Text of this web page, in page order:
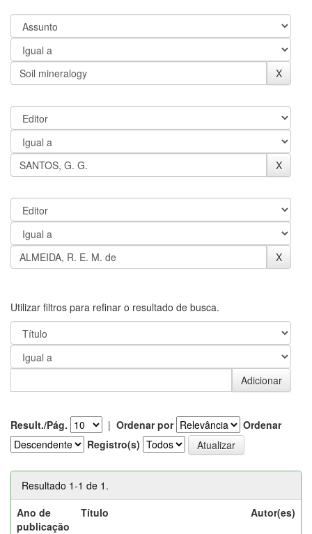
Utilizar filtros para refinar o resultado de busca.
Result./Pág. | Ordenar por
Ordenar
Registro(s)
Resultado 1-1 de 1.
Ano de
publicação
Título Autor(es)